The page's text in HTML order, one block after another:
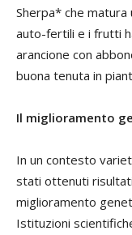
Sherpa* che
auto-fertili e i frutti
arancione con
buona tenuta in
Il miglioramento
In un contesto
stati ottenuti
miglioramento
Istituzioni